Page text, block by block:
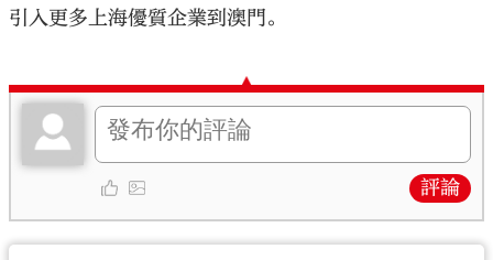
引入更多上海優質企業到澳門。
評論